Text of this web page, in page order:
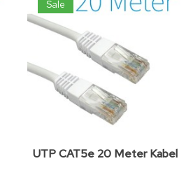
Sale
UTP CAT5e 20 Meter Kabel